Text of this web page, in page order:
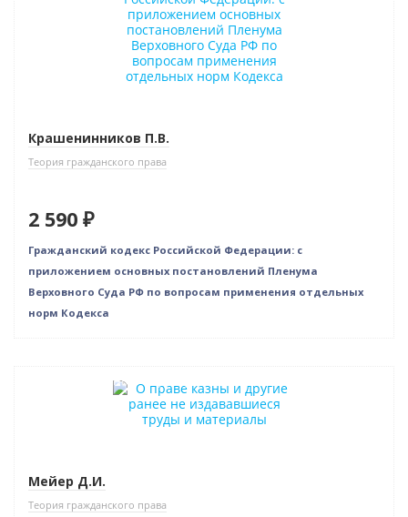
Крашенинников П.В.
Теория гражданского права
2 590 ₽
Гражданский кодекс Российской Федерации: с
приложением основных постановлений Пленума
Верховного Суда РФ по вопросам применения отдельных
норм Кодекса
Индивидуальный подход
Мейер Д.И.
Теория гражданского права